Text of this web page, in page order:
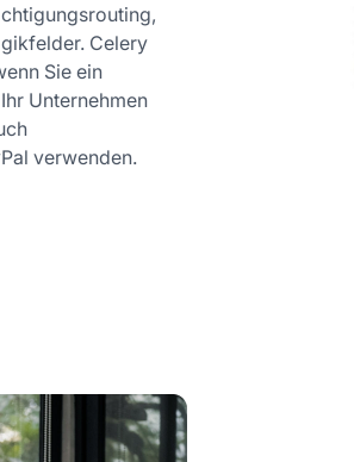
Celery
Sie ein
Unternehmen
verwenden.